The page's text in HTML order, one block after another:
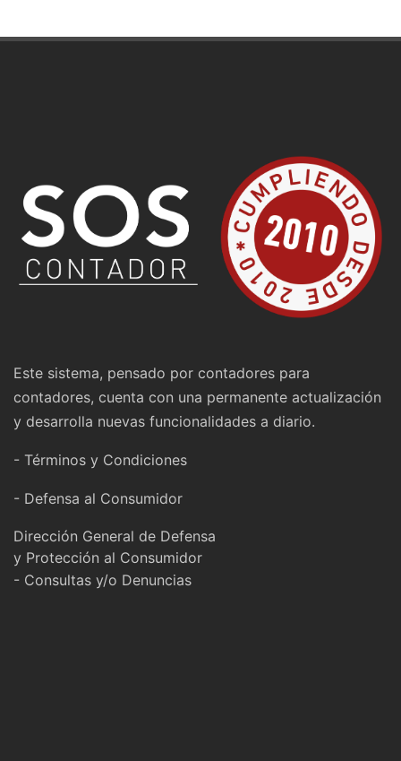
Este sistema, pensado por contadores para
contadores, cuenta con una permanente actualización
y desarrolla nuevas funcionalidades a diario.
- Términos y Condiciones
- Defensa al Consumidor
Dirección General de Defensa
y Protección al Consumidor
- Consultas y/o Denuncias